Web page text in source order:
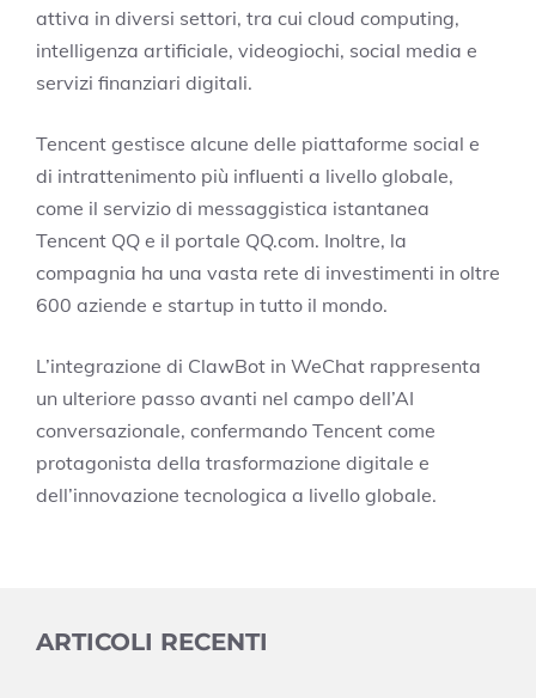
attiva in diversi settori, tra cui cloud computing,
intelligenza artificiale, videogiochi, social media e
servizi finanziari digitali.
Tencent gestisce alcune delle piattaforme social e
di intrattenimento più influenti a livello globale,
come il servizio di messaggistica istantanea
Tencent QQ e il portale QQ.com. Inoltre, la
compagnia ha una vasta rete di investimenti in oltre
600 aziende e startup in tutto il mondo.
L’integrazione di ClawBot in WeChat rappresenta
un ulteriore passo avanti nel campo dell’AI
conversazionale, confermando Tencent come
protagonista della trasformazione digitale e
dell’innovazione tecnologica a livello globale.
ARTICOLI RECENTI